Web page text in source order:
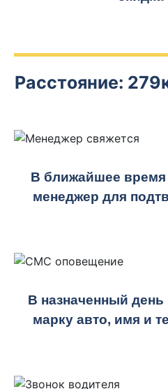
Расстояние:
В ближайшее время
менеджер для
В назначенный
марку авто, имя и